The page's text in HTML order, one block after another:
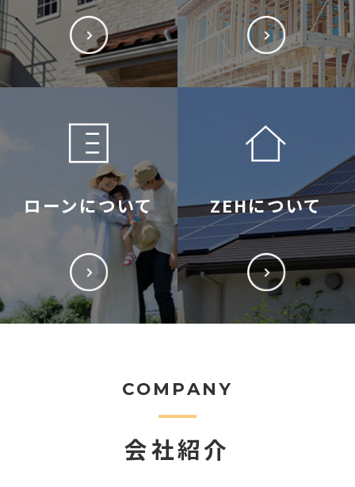
ローンについて ZEHについて
COMPANY
会社紹介